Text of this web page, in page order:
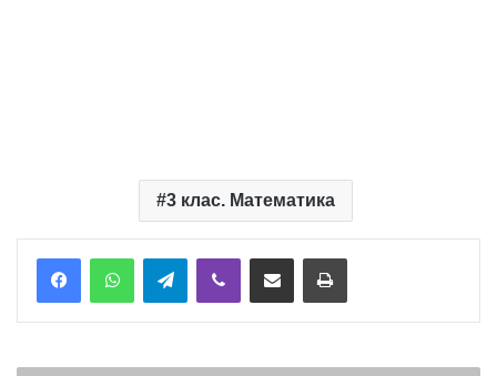
3 клас. Математика
TelegramViber Надіслати електронною поштоюНадрукувати